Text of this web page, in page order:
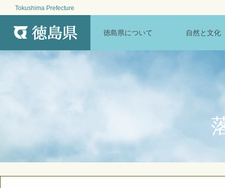
Tokushima Prefecture
徳島県について 自然と文化